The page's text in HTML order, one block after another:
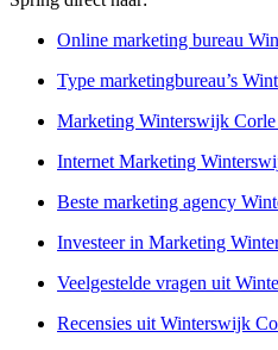
Online marketing bureau
Type marketingbureau’s
Marketing Winterswijk Corle
Internet Marketing
Beste marketing agency
Investeer in Marketing
Veelgestelde vragen uit
Recensies uit Winterswijk